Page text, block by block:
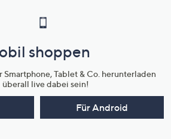
shoppen
Tablet & Co. herunterladen
überall live dabei sein!
Für Android